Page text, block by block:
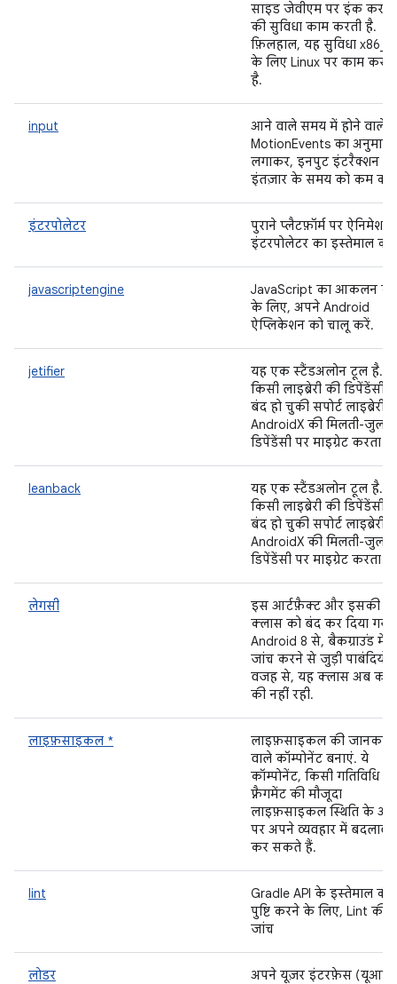
साइड जेवीएम पर इंक करने
की सुविधा काम करती है.
फ़िलहाल, यह सुविधा
के लिए Linux पर काम करती
है.
input
आने वाले समय में होने वाले
MotionEvents का अनुमान
लगाकर, इनपुट इंटरैक्शन के
इंतज़ार के समय को कम करें
इंटरपोलेटर
पुराने प्लैटफ़ॉर्म पर ऐनिमेशन
इंटरपोलेटर का इस्तेमाल
javascriptengine
JavaScript का आकलन
के लिए, अपने Android
ऐप्लिकेशन को चालू करें.
jetifier
यह एक स्टैंडअलोन टूल है.
किसी लाइब्रेरी की डिपेंडेंसी
बंद हो चुकी सपोर्ट लाइब्रेरी से
AndroidX की मिलती-जुलती
डिपेंडेंसी पर माइग्रेट करता है.
leanback
यह एक स्टैंडअलोन टूल है.
किसी लाइब्रेरी की डिपेंडेंसी
बंद हो चुकी सपोर्ट लाइब्रेरी से
AndroidX की मिलती-जुलती
डिपेंडेंसी पर माइग्रेट करता है.
लेगसी
इस आर्टफ़ैक्ट और इसकी
क्लास को बंद कर दिया गया
Android 8 से, बैकग्राउंड में
जांच करने से जुड़ी पाबंदियों
वजह से, यह क्लास अब काम
की नहीं रही.
लाइफ़साइकल *
लाइफ़साइकल की जानकारी
वाले कॉम्पोनेंट बनाएं. ये
कॉम्पोनेंट, किसी गतिविधि या
फ़्रैगमेंट की मौजूदा
लाइफ़साइकल स्थिति के
पर अपने व्यवहार में बदलाव
कर सकते हैं.
lint
Gradle API के इस्तेमाल की
पुष्टि करने के लिए, Lint की
जांच
लोडर
अपने यूज़र इंटरफ़ेस (यूआई)